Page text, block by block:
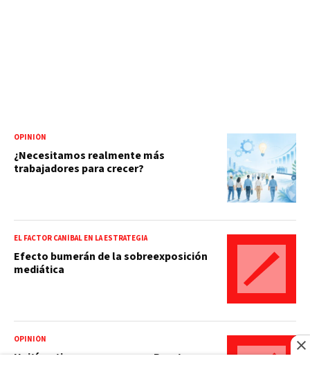
OPINIÓN
¿Necesitamos realmente más
trabajadores para crecer?
EL FACTOR CANÍBAL EN LA ESTRATEGIA
Efecto bumerán de la sobreexposición
mediática
OPINIÓN
Haití no tiene que esperar a Puerto